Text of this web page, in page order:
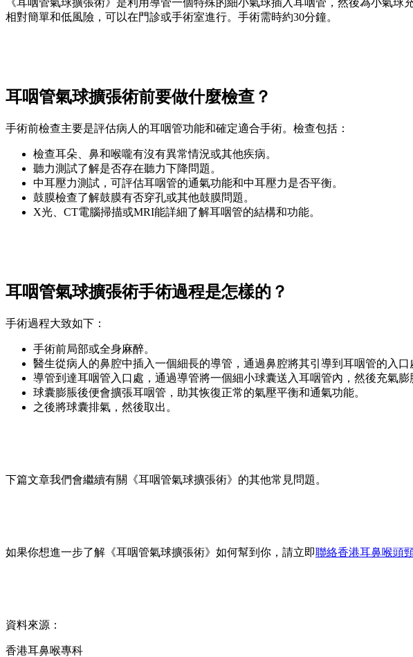
《耳咽管氣球擴張術》是利用導管一個特殊的細小氣球插入耳咽管，然後為小氣
相對簡單和低風險，可以在門診或手術室進行。手術需時約30分鐘。
耳咽管氣球擴張術前要做什麼檢查？
手術前檢查主要是評估病人的耳咽管功能和確定適合手術。檢查包括：
檢查耳朵、鼻和喉嚨有沒有異常情況或其他疾病。
聽力測試了解是否存在聽力下降問題。
中耳壓力測試，可評估耳咽管的通氣功能和中耳壓力是否平衡。
鼓膜檢查了解鼓膜有否穿孔或其他鼓膜問題。
X光、CT電腦掃描或MRI能詳細了解耳咽管的結構和功能。
耳咽管氣球擴張術手術過程是怎樣的？
手術過程大致如下：
手術前局部或全身麻醉。
醫生從病人的鼻腔中插入一個細長的導管，通過鼻腔將其引導到耳咽管的入口
導管到達耳咽管入口處，通過導管將一個細小球囊送入耳咽管內，然後充氣膨
球囊膨脹後便會擴張耳咽管，助其恢復正常的氣壓平衡和通氣功能。
之後將球囊排氣，然後取出。
下篇文章我們會繼續有關《耳咽管氣球擴張術》的其他常見問題。
如果你想進一步了解《耳咽管氣球擴張術》如何幫到你，請立即聯絡香港耳鼻喉頭
資料來源：
香港耳鼻喉專科